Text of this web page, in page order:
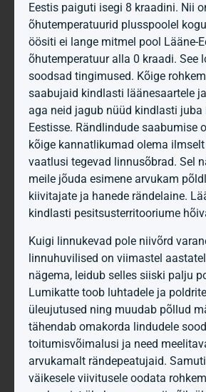
Eestis paiguti isegi 8 kraadini. Nii
õhutemperatuurid plusspoolel
öösiti ei lange mitmel pool Lääne-
õhutemperatuur alla 0 kraadi. See
soodsad tingimused. Kõige
saabujaid kindlasti läänesaartele
aga neid jagub nüüd kindlasti juba
Eestisse. Rändlindude saabumise
kõige kannatlikumad olema ilmselt
vaatlusi tegevad linnusõbrad. Sel
meile jõuda esimene arvukam
kiivitajate ja hanede rändelaine.
kindlasti pesitsusterritooriume
Kuigi linnukevad pole niivõrd
linnuhuvilised on viimastel
nägema, leidub selles siiski palju
Lumikatte toob luhtadele ja
üleujutused ning muudab põllud
tähendab omakorda lindudele
toitumisvõimalusi ja need
arvukamalt rändepeatujaid.
väikesele viivitusele oodata